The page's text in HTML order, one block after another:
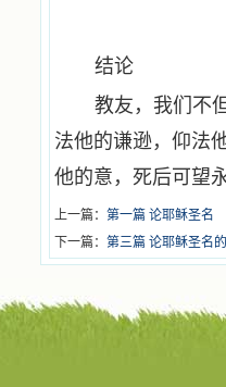
结论
教友，我们不
法他的谦逊，仰法
他的意，死后可望
上一篇： 第一篇 论耶稣圣名
下一篇： 第三篇 论耶稣圣名